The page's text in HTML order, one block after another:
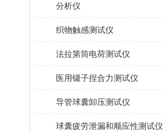
分析仪
织物触感测试仪
法拉第筒电荷测试仪
医用镊子捏合力测试仪
导管球囊卸压测试仪
球囊疲劳泄漏和顺应性测试仪